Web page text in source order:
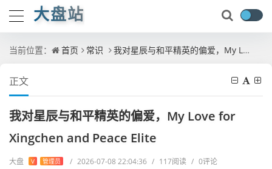
大盘站
当前位置： 首页 常识 我对星辰与和平精英的偏爱，My Love for Xingchen and Peace Elite
正文
我对星辰与和平精英的偏爱，My Love for
Xingchen and Peace Elite
大盘 V 管理员 / 2026-07-08 22:04:36 / 117阅读 / 0评论